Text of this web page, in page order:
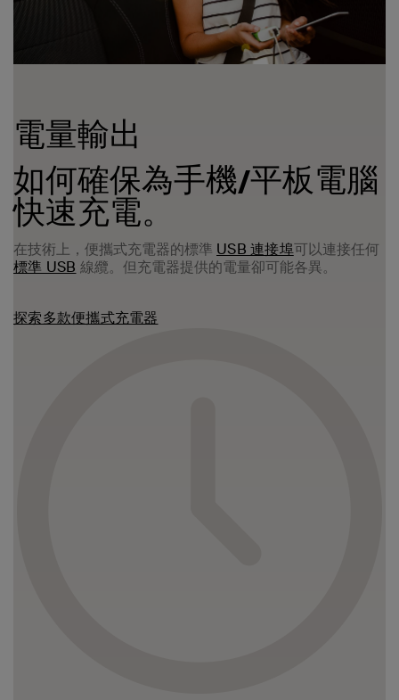
電量輸出
如何確保為手機/平板電腦
快速充電。
在技術上，便攜式充電器的標準 USB 連接埠可以連接任何
標準 USB 線纜。但充電器提供的電量卻可能各異。
探索多款便攜式充電器